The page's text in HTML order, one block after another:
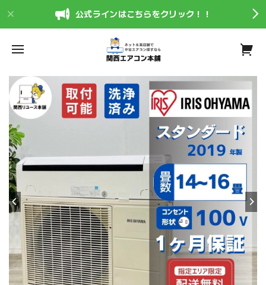
公式ラインはこちらをクリック！！